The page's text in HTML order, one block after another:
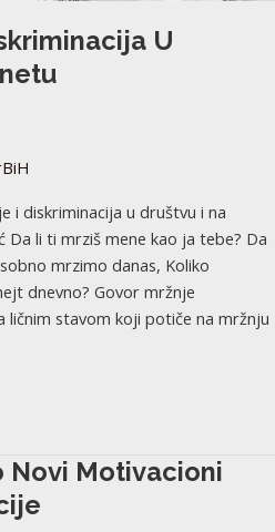
U
i diskriminacija u društvu i na
Da li ti mrziš mene kao ja tebe? Da
mrzimo danas, Koliko
dnevno? Govor mržnje
ličnim stavom koji potiče na mržnju
Novi Motivacioni